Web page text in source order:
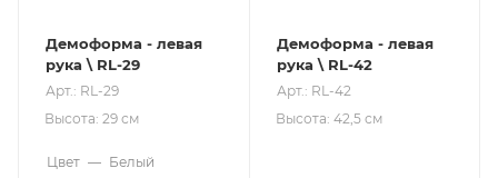
Демоформа - левая
рука \ RL-29
Арт.: RL-29
Высота: 29 см
Цвет — Белый
Демоформа - левая
рука \ RL-42
Арт.: RL-42
Высота: 42,5 см